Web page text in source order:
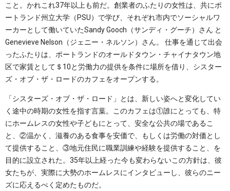
こと。かれこれ37年以上も前だ。創業者のふたりの女性は、共にポ
ートランド州立大学（PSU）で学び、それぞれ市内でソーシャルワ
ーカーとして働いていたSandy Gooch（サンディ・グーチ）さん と
Genevieve Nelson（ジェニー・ネルソン）さん。 仕事を通じて出会
ったふたりは、ポートランドのオールドタウン・チャイナタウン地
区で家賃として＄10と労働力の提供を条件に場所を借り、シスター
ズ・オブ・ザ・ロードのカフェをオープンする。
「シスターズ・オブ・ザ・ロード」とは、新しい姿へと変化してい
く途中の時期の女性を指す言葉。このカフェは①誰にとっても、特
にホームレスの女性や子どもにとって、安全な公共の場であるこ
と、②温かく、滋養のある食事を安価で、もしくは労働の対価とし
て提供すること、③地元住民に職業訓練や経験を提供すること、を
目的に設立された。35年以上経った今も変わらないこの方針は、彼
女たちが、実際に大勢のホームレスにインタビューし、彼らのニー
ズに応えるべく定めたものだ。